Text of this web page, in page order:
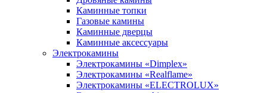
Каминные топки
Газовые камины
Каминные дверцы
Каминные аксессуары
Электрокамины
Электрокамины «Dimplex»
Электрокамины «Realflame»
Электрокамины «ELECTROLUX»